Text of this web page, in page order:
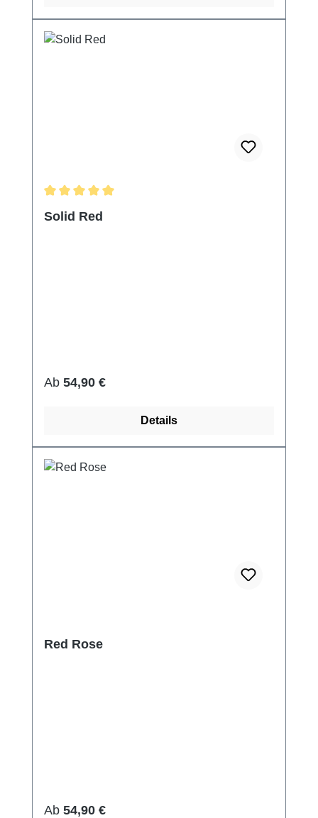
Solid Red
Regulärer Preis:
Ab 54,90 €
Details
Red Rose
Regulärer Preis:
Ab 54,90 €